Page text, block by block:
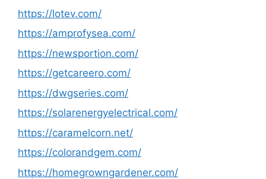
https://lotev.com/
https://amprofysea.com/
https://newsportion.com/
https://getcareero.com/
https://dwgseries.com/
https://solarenergyelectrical.com/
https://caramelcorn.net/
https://colorandgem.com/
https://homegrowngardener.com/